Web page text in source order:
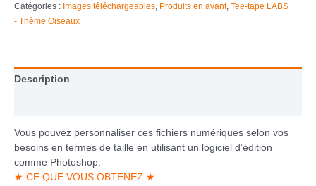
Catégories : Images téléchargeables Produits en avant, Tee-tape LABS
- Thème Oiseaux
Description
Vous pouvez personnaliser ces fichiers numériques selon vos
besoins en termes de taille en utilisant un logiciel d’édition
comme Photoshop.
★ CE QUE VOUS OBTENEZ ★